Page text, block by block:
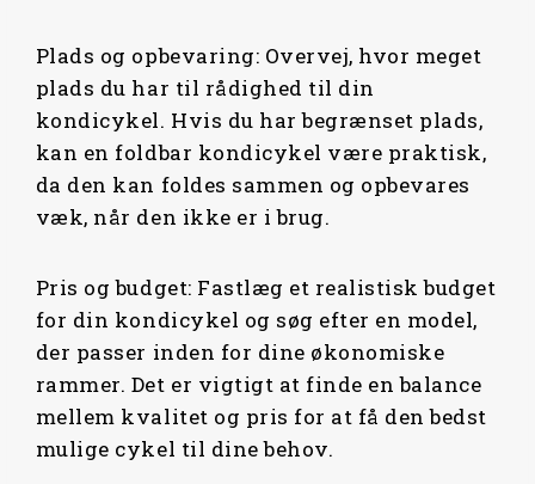
Plads og opbevaring: Overvej, hvor meget
plads du har til rådighed til din
kondicykel. Hvis du har begrænset plads,
kan en foldbar kondicykel være praktisk,
da den kan foldes sammen og opbevares
væk, når den ikke er i brug.
Pris og budget: Fastlæg et realistisk budget
for din kondicykel og søg efter en model,
der passer inden for dine økonomiske
rammer. Det er vigtigt at finde en balance
mellem kvalitet og pris for at få den bedst
mulige cykel til dine behov.